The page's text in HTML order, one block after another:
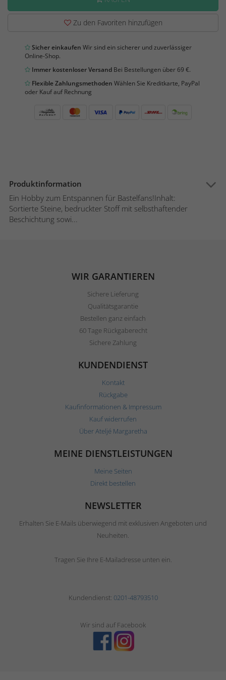
Zu den Favoriten hinzufügen
Sicher einkaufen Wir sind ein sicherer und zuverlässiger
Online-Shop.
Immer kostenloser Versand Bei Bestellungen über 69 €.
Flexible Zahlungsmethoden Wählen Sie Kreditkarte, PayPal
oder Kauf auf Rechnung
Produktinformation
Ein Hobby zum Entspannen für Bastelfans!Inhalt:
Sortierte Steine, bedruckter Stoff mit selbsthaftender
Beschichtung sowi...
WIR GARANTIEREN
Sichere Lieferung
Qualitätsgarantie
Bestellen ganz einfach
60 Tage Rückgaberecht
Sichere Zahlung
KUNDENDIENST
Kontakt
Rückgabe
Kaufinformationen & Impressum
Kauf widerrufen
Über Ateljé Margaretha
MEINE DIENSTLEISTUNGEN
Meine Seiten
Direkt bestellen
NEWSLETTER
Erhalten Sie E-Mails überwiegend mit exklusiven Angeboten und
Neuheiten.
Tragen Sie Ihre E-Mailadresse unten ein.
Kundendienst: 0201-48793510
Wir sind auf Facebook